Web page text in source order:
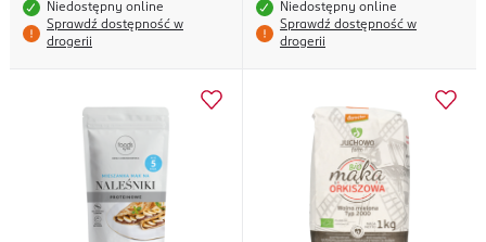
Niedostępny online
Sprawdź dostępność w
drogerii
Niedostępny online
Sprawdź dostępność w
drogerii